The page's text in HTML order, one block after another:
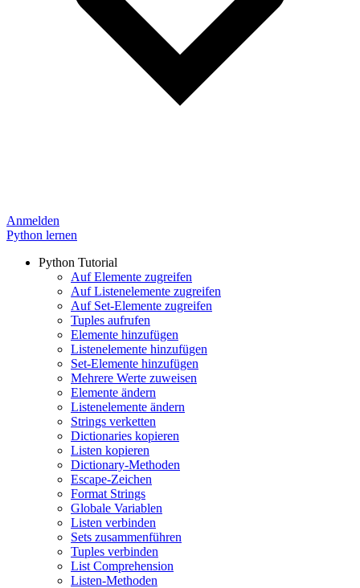
Anmelden
Python lernen
Python Tutorial
Auf Elemente zugreifen
Auf Listenelemente zugreifen
Auf Set-Elemente zugreifen
Tuples aufrufen
Elemente hinzufügen
Listenelemente hinzufügen
Set-Elemente hinzufügen
Mehrere Werte zuweisen
Elemente ändern
Listenelemente ändern
Strings verketten
Dictionaries kopieren
Listen kopieren
Dictionary-Methoden
Escape-Zeichen
Format Strings
Globale Variablen
Listen verbinden
Sets zusammenführen
Tuples verbinden
List Comprehension
Listen-Methoden